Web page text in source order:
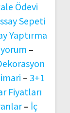
Ödevi
Sepeti
Yaptırma
–
– 3+1
Fiyatları
– İç